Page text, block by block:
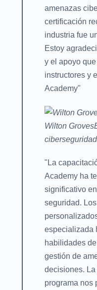
amenazas
certificación
industria fue
Estoy
y el apoyo
instructores y
Academy"
Wilton Groves
ciberseguridad
"La
Academy ha
significativo
seguridad.
especializada
habilidades
gestión de
decisiones.
programa nos